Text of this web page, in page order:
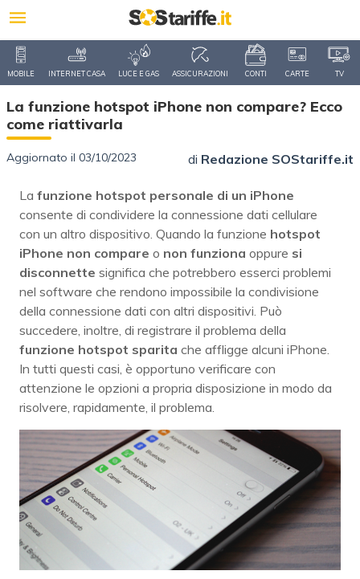
MOBILE INTERNET CASA LUCE E GAS ASSICURAZIONI CONTI CARTE TV
La funzione hotspot iPhone non compare? Ecco
come riattivarla
Aggiornato il 03/10/2023 di Redazione SOStariffe.it
La funzione hotspot personale di un iPhone
consente di condividere la connessione dati cellulare
con un altro dispositivo. Quando la funzione hotspot
iPhone non compare o non funziona oppure si
disconnette significa che potrebbero esserci problemi
nel software che rendono impossibile la condivisione
della connessione dati con altri dispositivi. Può
succedere, inoltre, di registrare il problema della
funzione hotspot sparita che affligge alcuni iPhone.
In tutti questi casi, è opportuno verificare con
attenzione le opzioni a propria disposizione in modo da
risolvere, rapidamente, il problema.